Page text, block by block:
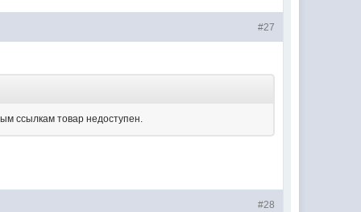
#27
ссылкам товар недоступен.
#28